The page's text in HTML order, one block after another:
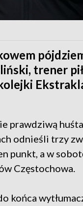
trener
prawdziwą
odnieśli trzy
punkt, a w
Częstochowa.
końca